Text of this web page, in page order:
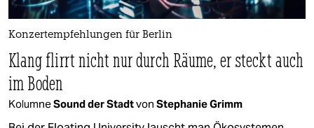
Konzertempfehlungen für Berlin
Klang flirrt nicht nur durch Räume, er steckt auch
im Boden
KolumneSound der Stadtvon Stephanie Grimm